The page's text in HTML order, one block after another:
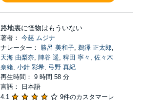
路地裏に怪物はもういない
著者： 今慈 ムジナ
ナレーター： 勝呂 美和子, 鵜澤 正太郎,
天海 由梨奈, 陣谷 遥, 稗田 寧々 , 佐々木
奈緒, 小針 彩希, 弓野 真紀
再生時間： 9 時間 58 分
言語： 日本語
4.1
9件のカスタマーレ